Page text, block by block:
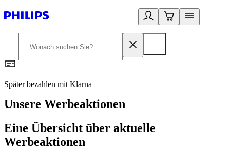
Später bezahlen mit Klarna
Unsere Werbeaktionen
Eine Übersicht über aktuelle
Werbeaktionen